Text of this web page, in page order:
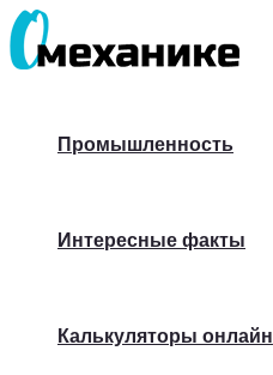
Перейти
к
Промышленность
Интересные факты
Калькуляторы онлайн